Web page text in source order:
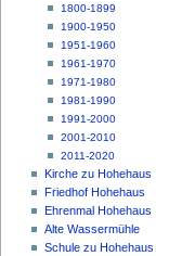
1800-1899
1900-1950
1951-1960
1961-1970
1971-1980
1981-1990
1991-2000
2001-2010
2011-2020
Kirche zu Hohehaus
Friedhof Hohehaus
Ehrenmal Hohehaus
Alte Wassermühle
Schule zu Hohehaus